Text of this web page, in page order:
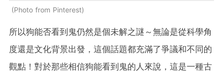
Photo from Pinterest
所以狗能否看到鬼仍然是個未解之謎～無論是從科學角
度還是文化背景出發，這個話題都充滿了爭議和不同的
觀點！對於那些相信狗能看到鬼的人來說，這是一種古